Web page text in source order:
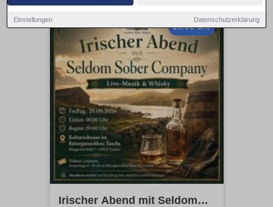
Einstellungen Datenschutzerklärung
18:00 Uhr
Irischer Abend mit Seldom